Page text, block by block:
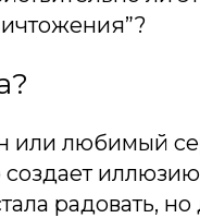
или любимый
создает иллюзию
радовать, но